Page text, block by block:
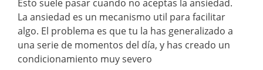
Esto suele pasar cuando no aceptas la ansiedad.
La ansiedad es un mecanismo util para facilitar
algo. El problema es que tu la has generalizado a
una serie de momentos del día, y has creado un
condicionamiento muy severo